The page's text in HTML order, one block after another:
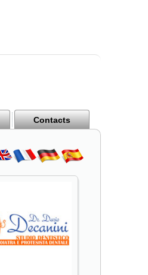
Contacts